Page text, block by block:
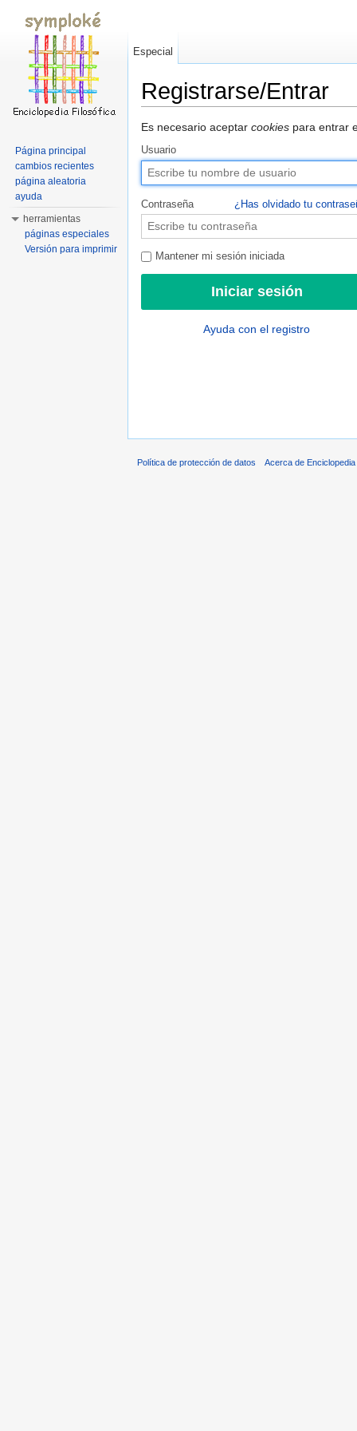
Registrarse/Entrar
Es necesario aceptar cookies para entrar
Usuario
Contraseña ¿Has olvidado tu
Mantener mi sesión iniciada
Ayuda con el registro
Especial
Página principal
cambios recientes
página aleatoria
ayuda
herramientas
páginas especiales
Versión para imprimir
Política de protección de datos Acerca de